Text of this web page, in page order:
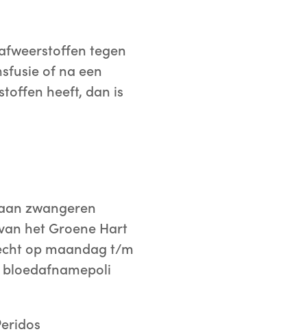
tegen
of na een
heeft, dan is
zwangeren
het Groene Hart
op maandag t/m
bloedafnamepoli